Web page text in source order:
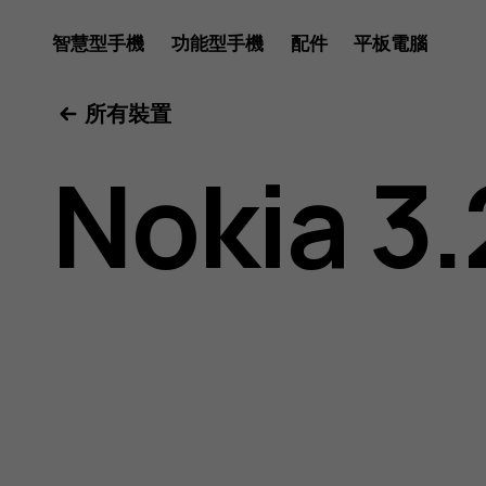
Nokia
3.2
用
智慧型手機 功能型手機 配件 平板電腦
所有裝置
Nokia